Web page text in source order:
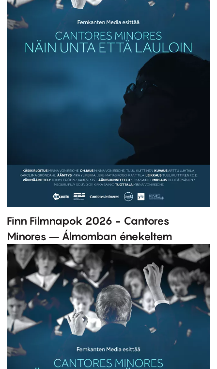
Finn Filmnapok 2026 - Cantores
Minores – Álmomban énekeltem